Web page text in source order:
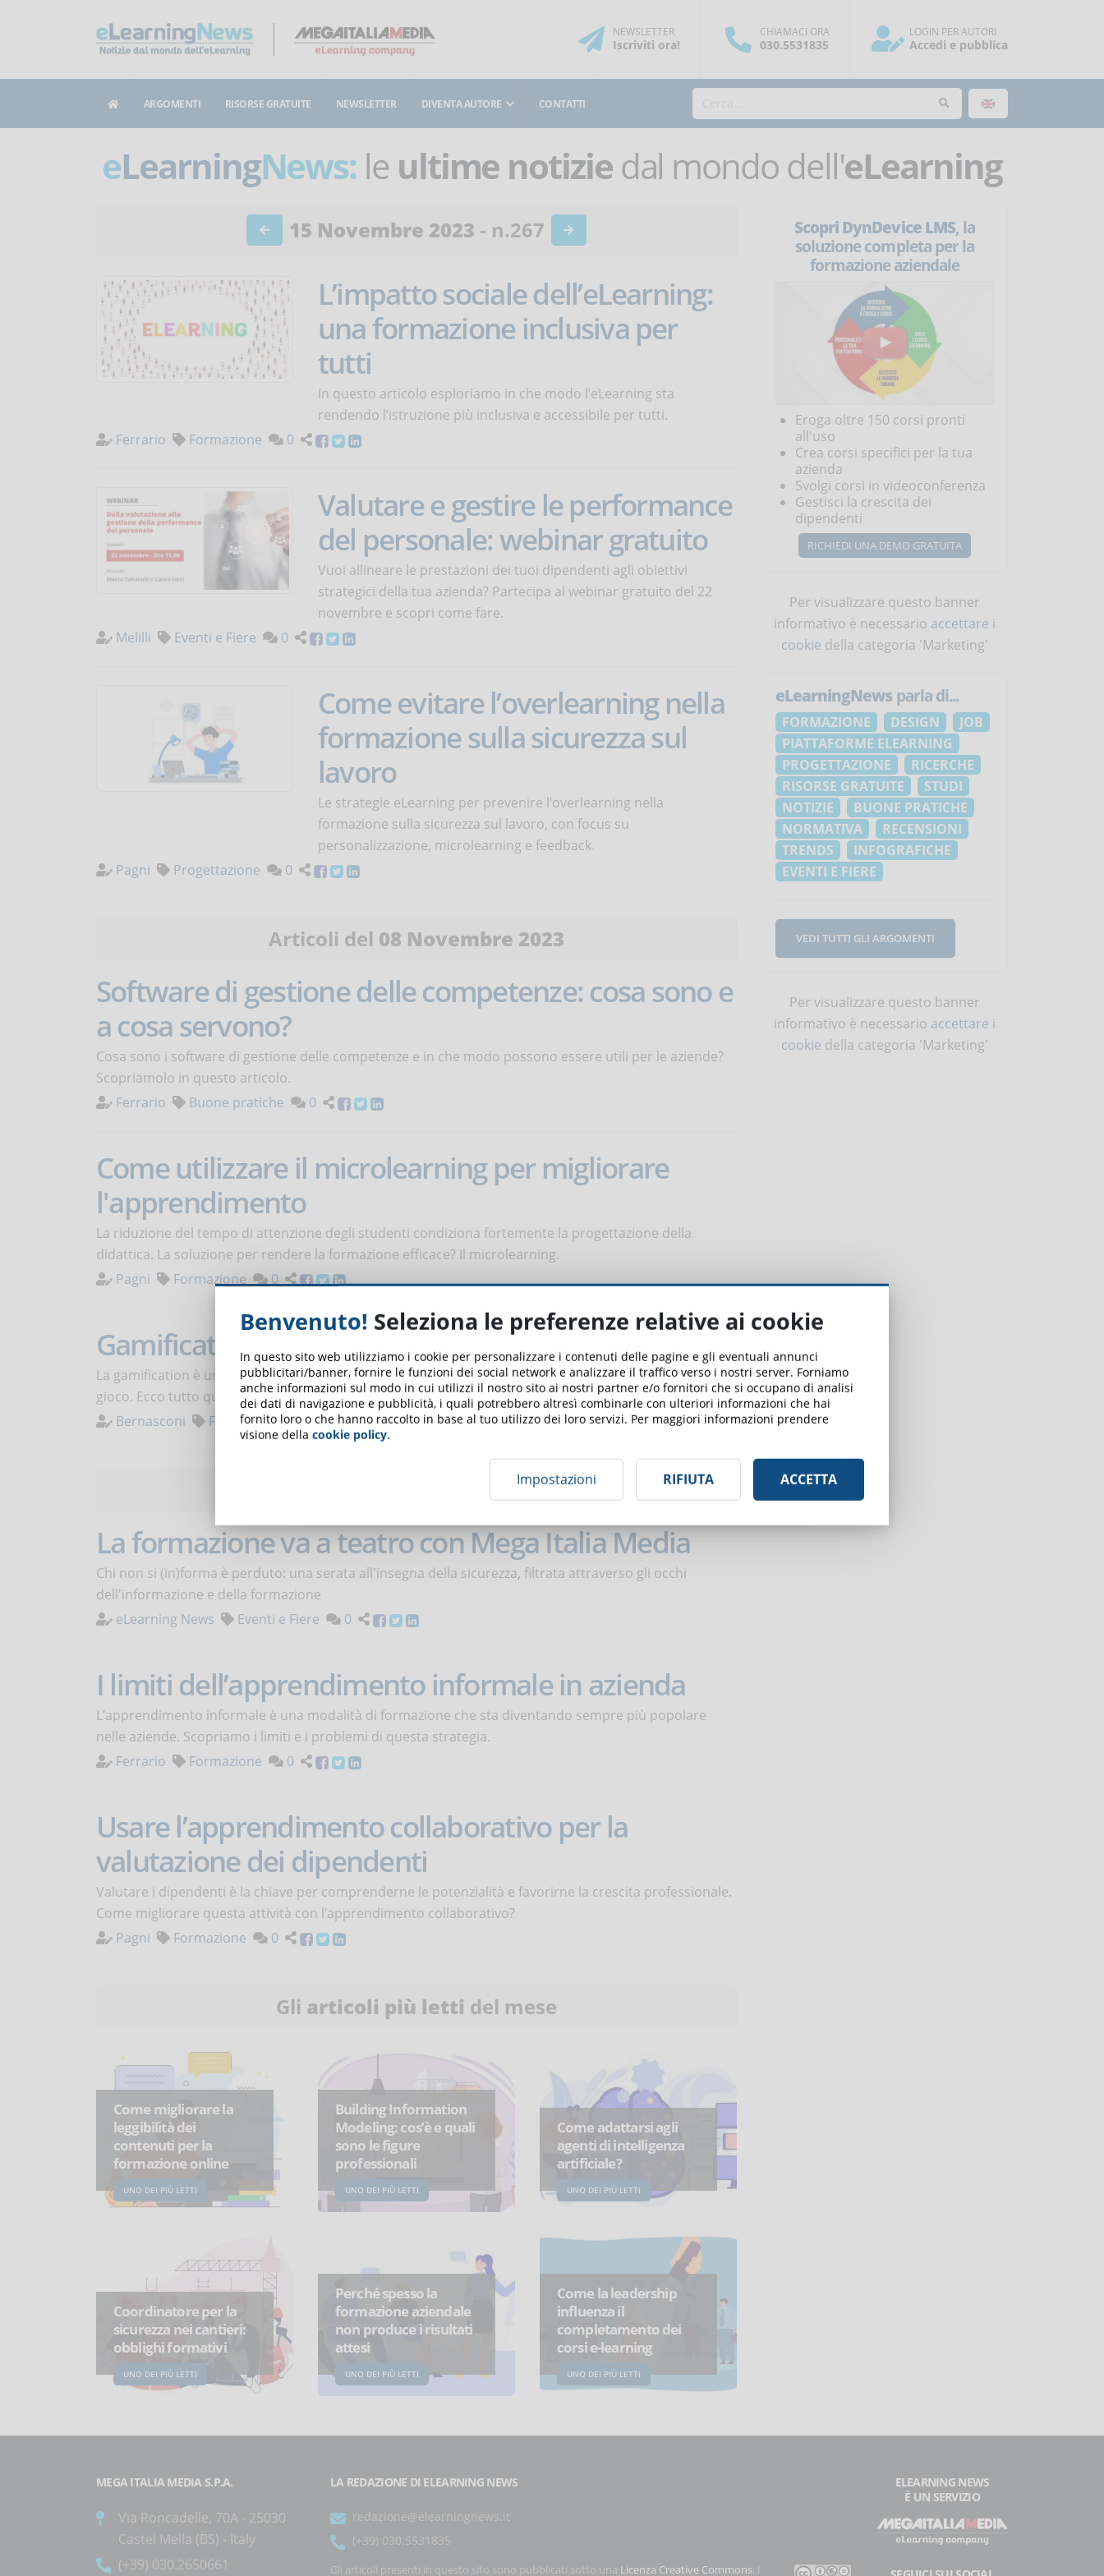
NEWSLETTER
Iscriviti ora!
CHIAMACI ORA
030.5531835
LOGIN PER AUTORI
Accedi e pubblica
ARGOMENTI RISORSE GRATUITE NEWSLETTER DIVENTA AUTORE CONTATTI
eLearningNews: le ultime notiziedal mondo dell'eLearning
15 Novembre 2023 - n.267
L’impatto sociale dell’eLearning:
una formazione inclusiva per
tutti
In questo articolo esploriamo in che modo l’eLearning sta
rendendo l’istruzione più inclusiva e accessibile per tutti.
Ferrario
Formazione 0
Valutare e gestire le performance
del personale: webinar gratuito
Vuoi allineare le prestazioni dei tuoi dipendenti agli obiettivi
strategici della tua azienda? Partecipa al webinar gratuito del 22
novembre e scopri come fare.
Melilli
Eventi e Fiere 0
Come evitare l’overlearning nella
formazione sulla sicurezza sul
lavoro
Le strategie eLearning per prevenire l’overlearning nella
formazione sulla sicurezza sul lavoro, con focus su
personalizzazione, microlearning e feedback.
Pagni
Progettazione 0
Articoli del 08 Novembre 2023
Software di gestione delle competenze: cosa sono e
a cosa servono?
Cosa sono i software di gestione delle competenze e in che modo possono essere utili per le aziende?
Scopriamolo in questo articolo.
Ferrario
Buone pratiche 0
Come utilizzare il microlearning per migliorare
l'apprendimento
La riduzione del tempo di attenzione degli studenti condiziona fortemente la progettazione della
didattica. La soluzione per rendere la formazione efficace? Il microlearning.
Pagni
Formazione 0
Gamification nell’eLearning: i miti da sfatare
La gamification è una strategia di apprendimento che permette di imparare tramite il meccanismo del
gioco. Ecco tutto quello che bisogna sapere sulla sua applicazione.
Bernasconi
Formazione 0
01 Novembre 2023
La formazione va a teatro con Mega Italia Media
Chi non si (in)forma è perduto: una serata all'insegna della sicurezza, filtrata attraverso gli occhi
dell'informazione e della formazione
eLearning News
Eventi e Fiere 0
I limiti dell’apprendimento informale in azienda
L’apprendimento informale è una modalità di formazione che sta diventando sempre più popolare
nelle aziende. Scopriamo i limiti e i problemi di questa strategia.
Ferrario
Formazione 0
Usare l’apprendimento collaborativo per la
valutazione dei dipendenti
Valutare i dipendenti è la chiave per comprenderne le potenzialità e favorirne la crescita professionale.
Come migliorare questa attività con l’apprendimento collaborativo?
Pagni
Formazione 0
Gli articoli più letti del mese
Come migliorare la
leggibilità dei
contenuti per la
formazione online
UNO DEI PIÙ LETTI
Building Information
Modeling: cos’è e quali
sono le figure
professionali
UNO DEI PIÙ LETTI
Come adattarsi agli
agenti di intelligenza
artificiale?
UNO DEI PIÙ LETTI
Coordinatore per la
sicurezza nei cantieri:
obblighi formativi
UNO DEI PIÙ LETTI
Perché spesso la
formazione aziendale
non produce i risultati
attesi
UNO DEI PIÙ LETTI
Come la leadership
influenza il
completamento dei
corsi e-learning
UNO DEI PIÙ LETTI
Scopri DynDevice LMS, la
soluzione completa per la
formazione aziendale
Eroga oltre 150 corsi pronti
all'uso
Crea corsi specifici per la tua
azienda
Svolgi corsi in videoconferenza
Gestisci la crescita dei
dipendenti
RICHIEDI UNA DEMO GRATUITA
Per visualizzare questo banner
informativo è necessario accettare i
cookie della categoria 'Marketing'
eLearningNews parla di...
FORMAZIONE DESIGN
JOB
PIATTAFORME ELEARNING
PROGETTAZIONE
RICERCHE
RISORSE GRATUITE
STUDI
NOTIZIE
BUONE PRATICHE
NORMATIVA
RECENSIONI
TRENDS
INFOGRAFICHE
EVENTI E FIERE
VEDI TUTTI GLI ARGOMENTI
Per visualizzare questo banner
informativo è necessario accettare i
cookie della categoria 'Marketing'
MEGA ITALIA MEDIA S.P.A.
Via Roncadelle, 70A - 25030
Castel Mella (BS) - Italy
(+39) 030.2650661
LA REDAZIONE DI ELEARNING NEWS
redazione@elearningnews.it
(+39) 030.5531835
Gli articoli presenti in questo sito sono pubblicati sotto una Licenza Creative Commons. I
ELEARNING NEWS
È UN SERVIZIO
Benvenuto! Seleziona le preferenze relative ai cookie
In questo sito web utilizziamo i cookie per personalizzare i contenuti delle pagine e gli eventuali annunci
pubblicitari/banner, fornire le funzioni dei social network e analizzare il traffico verso i nostri server. Forniamo
anche informazioni sul modo in cui utilizzi il nostro sito ai nostri partner e/o fornitori che si occupano di analisi
dei dati di navigazione e pubblicità, i quali potrebbero altresì combinarle con ulteriori informazioni che hai
fornito loro o che hanno raccolto in base al tuo utilizzo dei loro servizi. Per maggiori informazioni prendere
visione della cookie policy.
Impostazioni RIFIUTA ACCETTA